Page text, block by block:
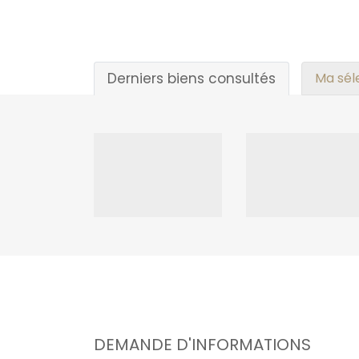
Derniers biens consultés Ma
DEMANDE D'INFORMATIONS